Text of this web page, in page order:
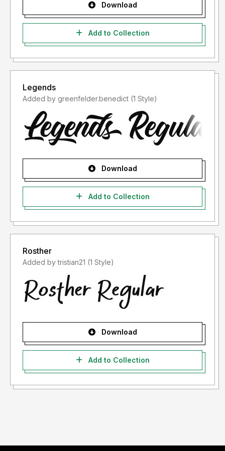
Download
Add to Collection
Legends
Added by greenfelder.benedict (1 Style)
Download
Add to Collection
Rosther
Added by tristian21 (1 Style)
Download
Add to Collection